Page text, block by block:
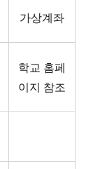
가상계좌
학교 홈페
이지 참조